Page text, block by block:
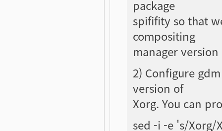
package
spififity so that
compositing
manager
2) Configure
version of
Xorg. You can
sed -i -e 's/